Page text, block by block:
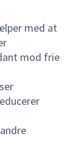
med at
mod frie